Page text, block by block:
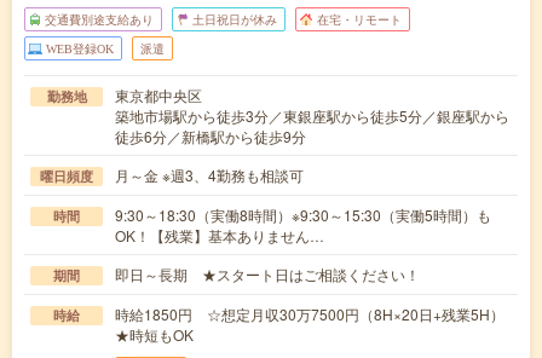
交通費別途支給あり 土日祝日が休み 在宅・リモート
WEB登録OK 派遣
勤務地
東京都中央区
築地市場駅から徒歩3分／東銀座駅から徒歩5分／銀座駅から
徒歩6分／新橋駅から徒歩9分
曜日頻度 月～金 ※週3、4勤務も相談可
時間
9:30～18:30（実働8時間）※9:30～15:30（実働5時間）も
OK！【残業】基本ありません…
期間 即日～長期 ★スタート日はご相談ください！
時給
時給1850円 ☆想定月収30万7500円（8H×20日+残業5H）
★時短もOK